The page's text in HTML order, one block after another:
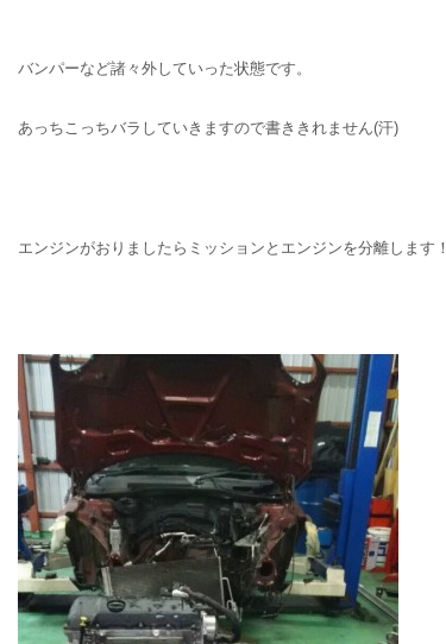
バンパーなど諸々外していった状態です。
あっちこっちバラしていきますので書ききれません(汗)
エンジンがおりましたらミッションとエンジンを分離します！